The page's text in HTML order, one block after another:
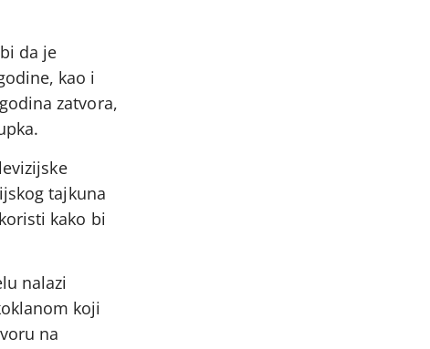
da je
kao i
zatvora,
tajkuna
kako bi
nalazi
koji
na